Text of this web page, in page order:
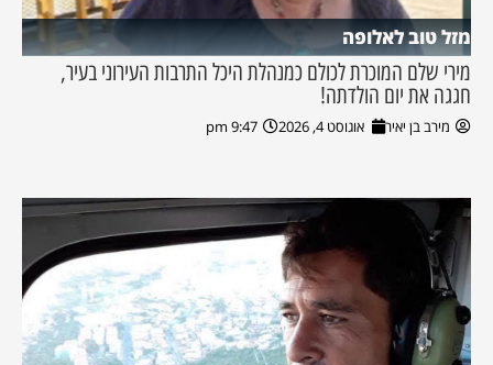
מזל טוב לאלופה
מירי שלם המוכרת לכולם כמנהלת היכל התרבות העירוני בעיר,
חגגה את יום הולדתה!
מירב בן יאיר אוגוסט 4, 2026 9:47 pm